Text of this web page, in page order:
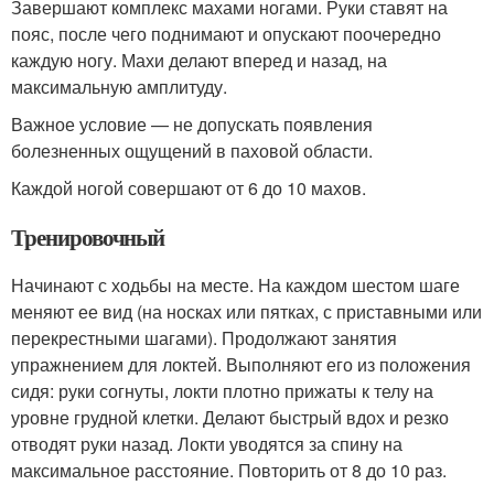
Завершают комплекс махами ногами. Руки ставят на
пояс, после чего поднимают и опускают поочередно
каждую ногу. Махи делают вперед и назад, на
максимальную амплитуду.
Важное условие — не допускать появления
болезненных ощущений в паховой области.
Каждой ногой совершают от 6 до 10 махов.
Тренировочный
Начинают с ходьбы на месте. На каждом шестом шаге
меняют ее вид (на носках или пятках, с приставными или
перекрестными шагами). Продолжают занятия
упражнением для локтей. Выполняют его из положения
сидя: руки согнуты, локти плотно прижаты к телу на
уровне грудной клетки. Делают быстрый вдох и резко
отводят руки назад. Локти уводятся за спину на
максимальное расстояние. Повторить от 8 до 10 раз.